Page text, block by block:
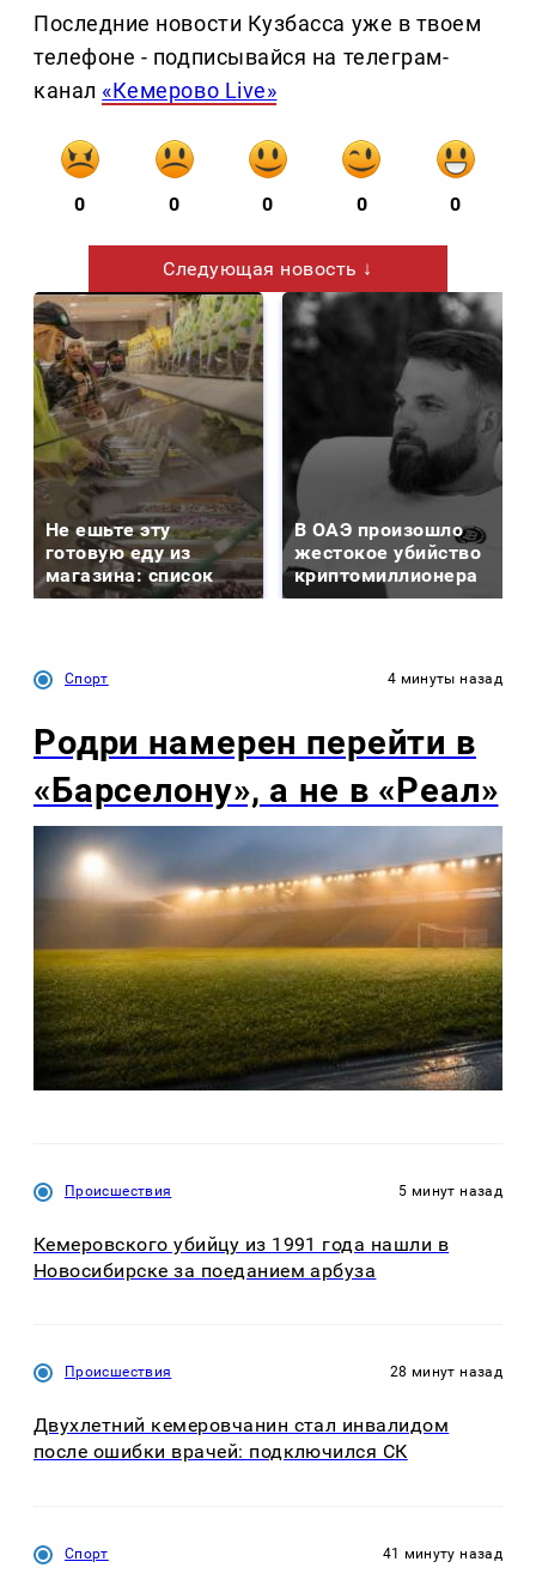
Последние новости Кузбасса уже в твоем
телефоне - подписывайся на телеграм-
канал «Кемерово Live»
0 0 0 0 0
Следующая новость ↓
Не ешьте эту
готовую еду из
магазина: список
В ОАЭ произошло
жестокое убийство
криптомиллионера
Спорт 4 минуты назад
Родри намерен перейти в
«Барселону», а не в «Реал»
Происшествия 5 минут назад
Кемеровского убийцу из 1991 года нашли в
Новосибирске за поеданием арбуза
Происшествия 28 минут назад
Двухлетний кемеровчанин стал инвалидом
после ошибки врачей: подключился СК
Спорт 41 минуту назад